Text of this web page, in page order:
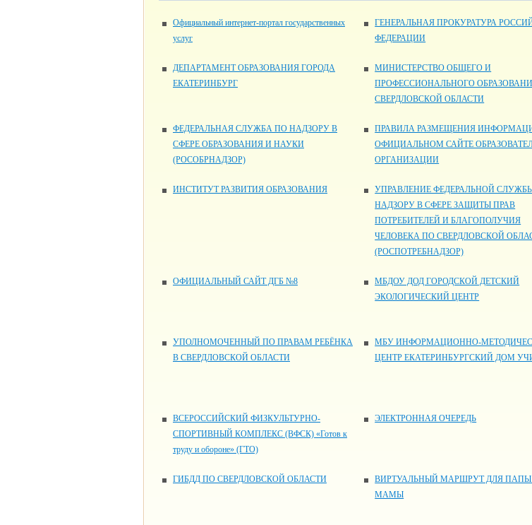
Официальный интернет-портал государственных
услуг
ГЕНЕРАЛЬНАЯ ПРОКУРАТУРА
ФЕДЕРАЦИИ
ДЕПАРТАМЕНТ ОБРАЗОВАНИЯ ГОРОДА
ЕКАТЕРИНБУРГ
МИНИСТЕРСТВО ОБЩЕГО И
ПРОФЕССИОНАЛЬНОГО
СВЕРДЛОВСКОЙ ОБЛАСТИ
ФЕДЕРАЛЬНАЯ СЛУЖБА ПО НАДЗОРУ В
СФЕРЕ ОБРАЗОВАНИЯ И НАУКИ
(РОСОБРНАДЗОР)
ПРАВИЛА РАЗМЕЩЕНИЯ
ОФИЦИАЛЬНОМ САЙТЕ
ОРГАНИЗАЦИИ
ИНСТИТУТ РАЗВИТИЯ ОБРАЗОВАНИЯ
УПРАВЛЕНИЕ ФЕДЕРАЛЬНОЙ
НАДЗОРУ В СФЕРЕ ЗАЩИТЫ ПРАВ
ПОТРЕБИТЕЛЕЙ И БЛАГОПОЛУЧИЯ
ЧЕЛОВЕКА ПО СВЕРДЛОВСКОЙ
(РОСПОТРЕБНАДЗОР)
ОФИЦИАЛЬНЫЙ САЙТ ДГБ №8
МБДОУ ДОД ГОРОДСКОЙ ДЕТСКИЙ
ЭКОЛОГИЧЕСКИЙ ЦЕНТР
УПОЛНОМОЧЕННЫЙ ПО ПРАВАМ РЕБЁНКА
В СВЕРДЛОВСКОЙ ОБЛАСТИ
МБУ ИНФОРМАЦИОННО-
ЦЕНТР ЕКАТЕРИНБУРГСКИЙ ДОМ
ВСЕРОССИЙСКИЙ ФИЗКУЛЬТУРНО-
СПОРТИВНЫЙ КОМПЛЕКС (ВФСК) «Готов к
труду и обороне» (ГТО)
ЭЛЕКТРОННАЯ ОЧЕРЕДЬ
ГИБДД ПО СВЕРДЛОВСКОЙ ОБЛАСТИ
ВИРТУАЛЬНЫЙ МАРШРУТ ДЛЯ
МАМЫ